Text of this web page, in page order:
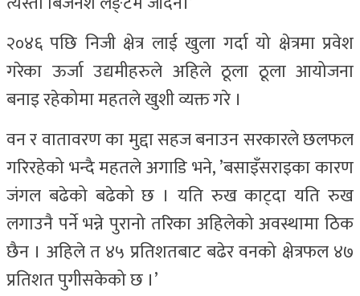
२०४६ पछि निजी क्षेत्र लाई खुला गर्दा यो क्षेत्रमा प्रवेश
गरेका ऊर्जा उद्यमीहरुले अहिले ठूला ठूला आयोजना
बनाइ रहेकोमा महतले खुशी व्यक्त गरे ।
वन र वातावरण का मुद्दा सहज बनाउन सरकारले छलफल
गरिरहेको भन्दै महतले अगाडि भने, ’बसाइँसराइका कारण
जंगल बढेको बढेको छ । यति रुख काट्दा यति रुख
लगाउनै पर्ने भन्ने पुरानो तरिका अहिलेको अवस्थामा ठिक
छैन । अहिले त ४५ प्रतिशतबाट बढेर वनको क्षेत्रफल ४७
प्रतिशत पुगीसकेको छ ।’